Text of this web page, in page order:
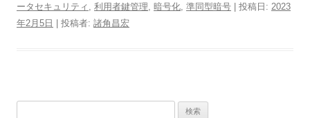
ータセキュリティ
利用者鍵管理 暗号化 準同型暗号 | 投稿日: 2023
年2月5日 | 投稿者: 諸角昌宏